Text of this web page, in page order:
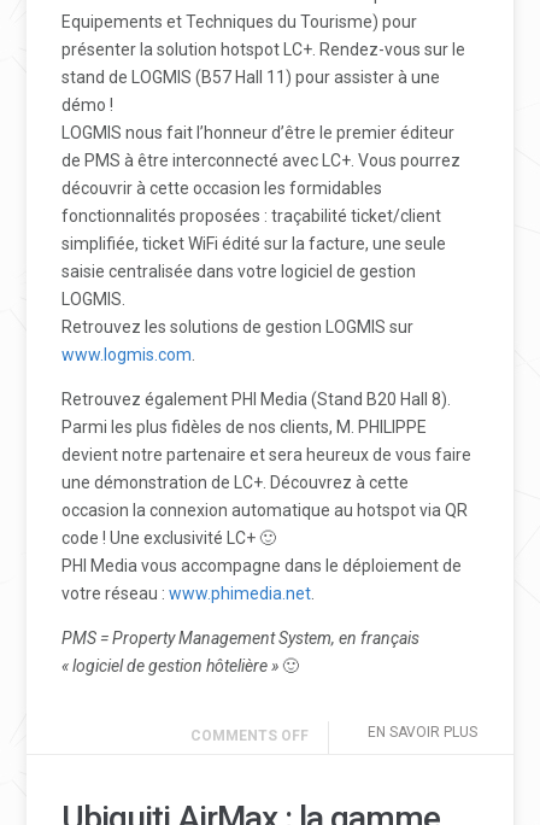
Equipements et Techniques du Tourisme) pour
présenter la solution hotspot LC+. Rendez-vous sur le
stand de LOGMIS (B57 Hall 11) pour assister à une
démo !
LOGMIS nous fait l’honneur d’être le premier éditeur
de PMS à être interconnecté avec LC+. Vous pourrez
découvrir à cette occasion les formidables
fonctionnalités proposées : traçabilité ticket/client
simplifiée, ticket WiFi édité sur la facture, une seule
saisie centralisée dans votre logiciel de gestion
LOGMIS.
Retrouvez les solutions de gestion LOGMIS sur
www.logmis.com
Retrouvez également PHI Media (Stand B20 Hall 8).
Parmi les plus fidèles de nos clients, M. PHILIPPE
devient notre partenaire et sera heureux de vous faire
une démonstration de LC+. Découvrez à cette
occasion la connexion automatique au hotspot via QR
code ! Une exclusivité LC+ 🙂
PHI Media vous accompagne dans le déploiement de
votre réseau :www.phimedia.net
PMS =Property Management System, en français
« logicielde gestion hôtelière » 🙂
EN SAVOIR PLUS
COMMENTS OFF